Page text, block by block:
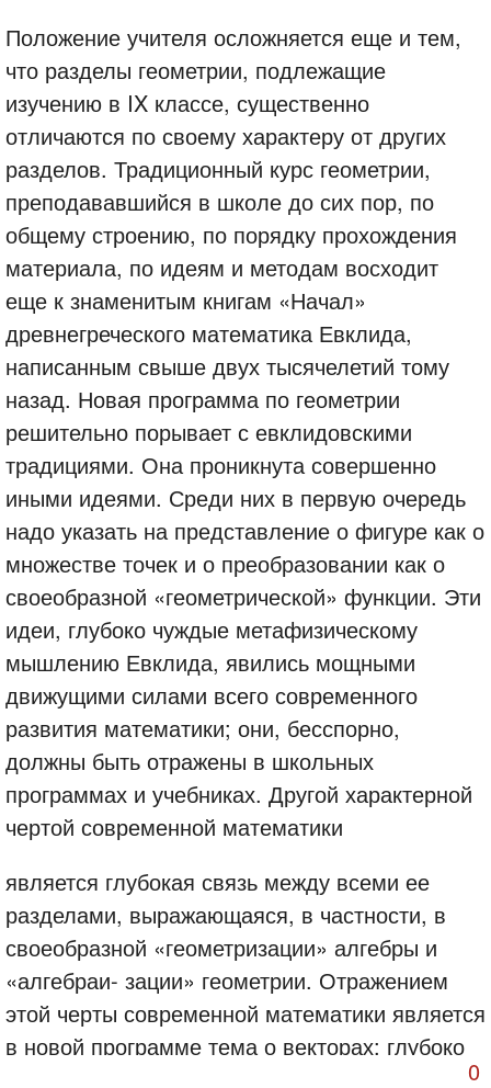
Положение учителя осложняется еще и тем,
что разделы геометрии, подлежащие
изучению в IX классе, существенно
отличаются по своему характеру от других
разделов. Традиционный курс геометрии,
преподававшийся в школе до сих пор, по
общему строению, по порядку прохождения
материала, по идеям и методам восходит
еще к знаменитым книгам «Начал»
древнегреческого математика Евклида,
написанным свыше двух тысячелетий тому
назад. Новая программа по геометрии
решительно порывает с евклидовскими
традициями. Она проникнута совершенно
иными идеями. Среди них в первую очередь
надо указать на представление о фигуре как о
множестве точек и о преобразовании как о
своеобразной «геометрической» функции. Эти
идеи, глубоко чуждые метафизическому
мышлению Евклида, явились мощными
движущими силами всего современного
развития математики; они, бесспорно,
должны быть отражены в школьных
программах и учебниках. Другой характерной
чертой современной математики
является глубокая связь между всеми ее
разделами, выражающаяся, в частности, в
своеобразной «геометризации» алгебры и
«алгебраи- зации» геометрии. Отражением
этой черты современной математики является
в новой программе тема о векторах: глубоко
геометрическая по своему содержанию, тема0